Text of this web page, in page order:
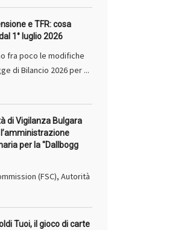
e TFR: cosa
1° luglio 2026
fra poco le modifiche
di Bilancio 2026 per ...
di Vigilanza Bulgara
per la "Dallbogg
(FSC), Autorità
Tuoi, il gioco di carte